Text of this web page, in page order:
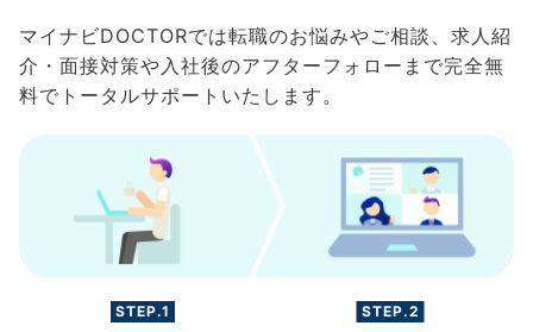
マイナビDOCTORでは転職のお悩みやご相談、求人紹
介・面接対策や入社後のアフターフォローまで完全無
料でトータルサポートいたします。
STEP.1 STEP.2